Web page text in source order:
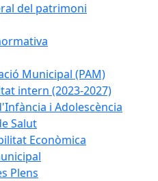
del patrimoni
Municipal (PAM)
intern (2023-2027)
i Adolescència
Salut
Econòmica
Plens